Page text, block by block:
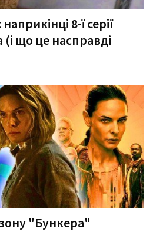
8-ї серії
що це насправді
"Бункера"